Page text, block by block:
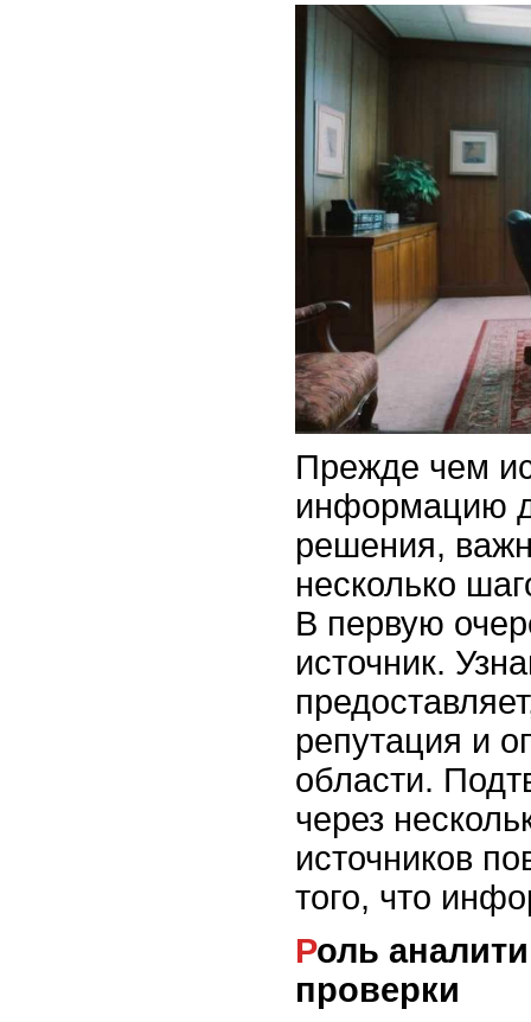
Прежде чем
информацию
решения,
несколько
В первую
источник.
репутация и
области.
через
источников
того, что
Роль аналитики в процессе
проверки